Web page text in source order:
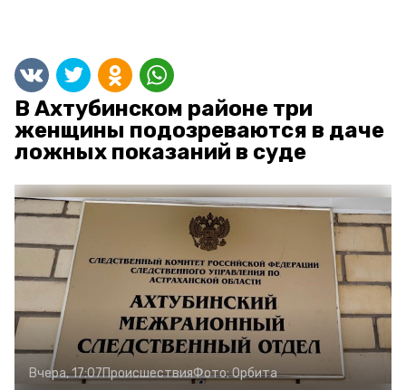
В Ахтубинском районе три
женщины подозреваются в даче
ложных показаний в суде
Вчера, 17:07ПроисшествияФото:Орбита